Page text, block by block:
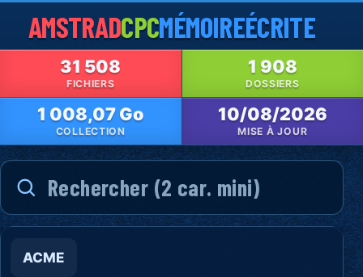
AMSTRADCPCMÉMOIREÉCRITE
31 508
FICHIERS
1 908
DOSSIERS
1 008,07 Go
COLLECTION
10/08/2026
MISE À JOUR
ACME